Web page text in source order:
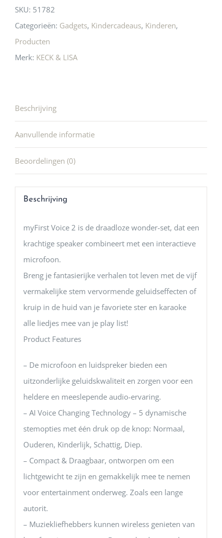
SKU: 51782
Categorieën: Gadgets, Kindercadeaus, Kinderen,
Producten
Merk: KECK & LISA
Beschrijving
Aanvullende informatie
Beoordelingen (0)
Beschrijving
myFirst Voice 2 is de draadloze wonder-set, dat een
krachtige speaker combineert met een interactieve
microfoon.
Breng je fantasierijke verhalen tot leven met de vijf
vermakelijke stem vervormende geluidseffecten of
kruip in de huid van je favoriete ster en karaoke
alle liedjes mee van je play list!
Product Features
– De microfoon en luidspreker bieden een
uitzonderlijke geluidskwaliteit en zorgen voor een
heldere en meeslepende audio-ervaring.
– AI Voice Changing Technology – 5 dynamische
stemopties met één druk op de knop: Normaal,
Ouderen, Kinderlijk, Schattig, Diep.
– Compact & Draagbaar, ontworpen om een
lichtgewicht te zijn en gemakkelijk mee te nemen
voor entertainment onderweg. Zoals een lange
autorit.
– Muziekliefhebbers kunnen wireless genieten van